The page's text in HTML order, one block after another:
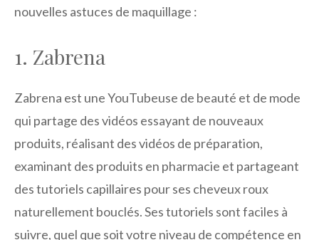
nouvelles astuces de maquillage :
1. Zabrena
Zabrena est une YouTubeuse de beauté et de mode
qui partage des vidéos essayant de nouveaux
produits, réalisant des vidéos de préparation,
examinant des produits en pharmacie et partageant
des tutoriels capillaires pour ses cheveux roux
naturellement bouclés. Ses tutoriels sont faciles à
suivre, quel que soit votre niveau de compétence en